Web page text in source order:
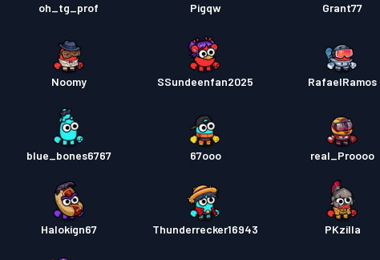
Grant77
Pigqw
oh_tg_prof
RafaelRamos
SSundeenfan2025
Noomy
real_Proooo
67ooo
blue_bones6767
PKzilla
Thunderrecker16943
Halokign67